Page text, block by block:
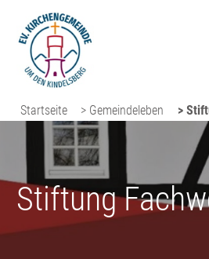
Startseite > Gemeindeleben >
Stiftung